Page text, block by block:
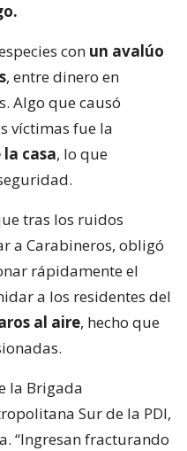
con un avalúo
, entre dinero en
Algo que causó
víctimas fue la
la casa, lo que
tras los ruidos
a Carabineros, obligó
rápidamente el
a los residentes del
al aire, hecho que
la Brigada
Sur de la PDI,
“Ingresan fracturando